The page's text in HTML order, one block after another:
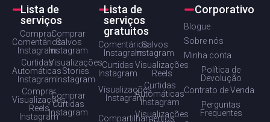
Lista de
serviços
Comprar
Comentários
Instagram
Comprar
Salvos
Instagram
Curtidas
Automáticas
Instagram
Visualizações
Stories
Instagram
Comprar
Visualizações
Reels
Instagram
Comprar
Curtidas
Instagram
Lista de
serviços
gratuitos
Comentários
Instagram
Salvos
Instagram
Curtidas
Instagram
Visualizações
Reels
Visualizações
Instagram
Curtidas
Automáticas
Instagram
Compartilhamentos
Visualizações
Corporativo
Blogue
Sobre nós
Minha conta
Política de
Devolução
Contrato de Venda
Perguntas
Frequentes